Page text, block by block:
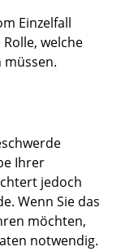
Einzelfall
welche
Ihrer
jedoch
Wenn Sie das
möchten,
notwendig.